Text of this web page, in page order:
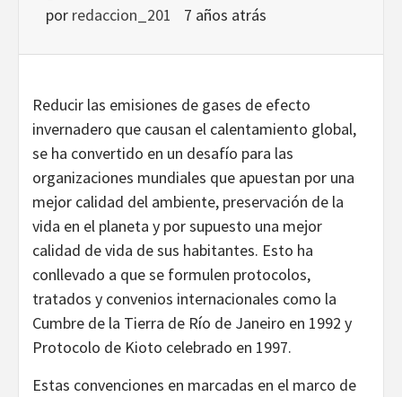
por redaccion_201 7 años atrás
Reducir las emisiones de gases de efecto
invernadero que causan el calentamiento global,
se ha convertido en un desafío para las
organizaciones mundiales que apuestan por una
mejor calidad del ambiente, preservación de la
vida en el planeta y por supuesto una mejor
calidad de vida de sus habitantes. Esto ha
conllevado a que se formulen protocolos,
tratados y convenios internacionales como la
Cumbre de la Tierra de Río de Janeiro en 1992 y
Protocolo de Kioto celebrado en 1997.
Estas convenciones en marcadas en el marco de